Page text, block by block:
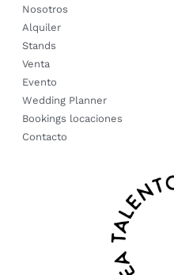
Nosotros
Alquiler
Stands
Venta
Evento
Wedding Planner
Bookings locaciones
Contacto